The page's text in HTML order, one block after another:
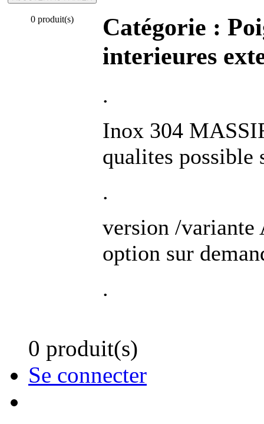
0 produit(s) Catégorie :
interieures
.
Inox 304
qualites possible
.
version /
option sur
.
0 produit(s)
Se connecter